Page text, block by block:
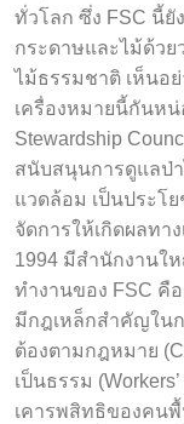
ทั่วโลก ซึ่ง FSC นี้ยั
กระดาษและไม้ด้ว
ไม้ธรรมชาติ เห็นอ
เครื่องหมายนี้กันห
Stewardship
สนับสนุนการดูแลป่
แวดล้อม เป็นประโ
จัดการให้เกิดผลทา
1994 มีสำนักงานใ
ทำงานของ FSC คื
มีกฎเหล็กสำคัญใน
ต้องตามกฎหมาย
เป็นธรรม
เคารพสิทธิของคนพื้